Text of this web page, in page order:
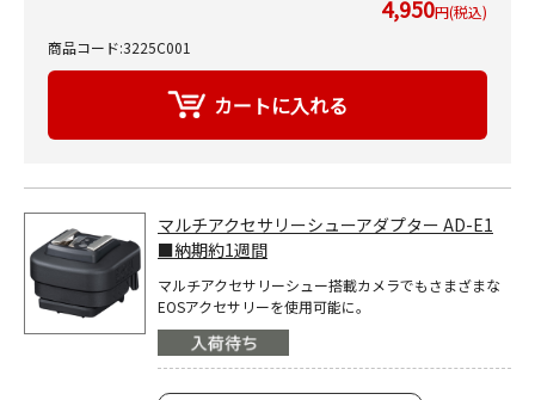
4,950円(税込)
商品コード:3225C001
マルチアクセサリーシューアダプター AD-E1
■納期約1週間
マルチアクセサリーシュー搭載カメラでもさまざまな
EOSアクセサリーを使用可能に。